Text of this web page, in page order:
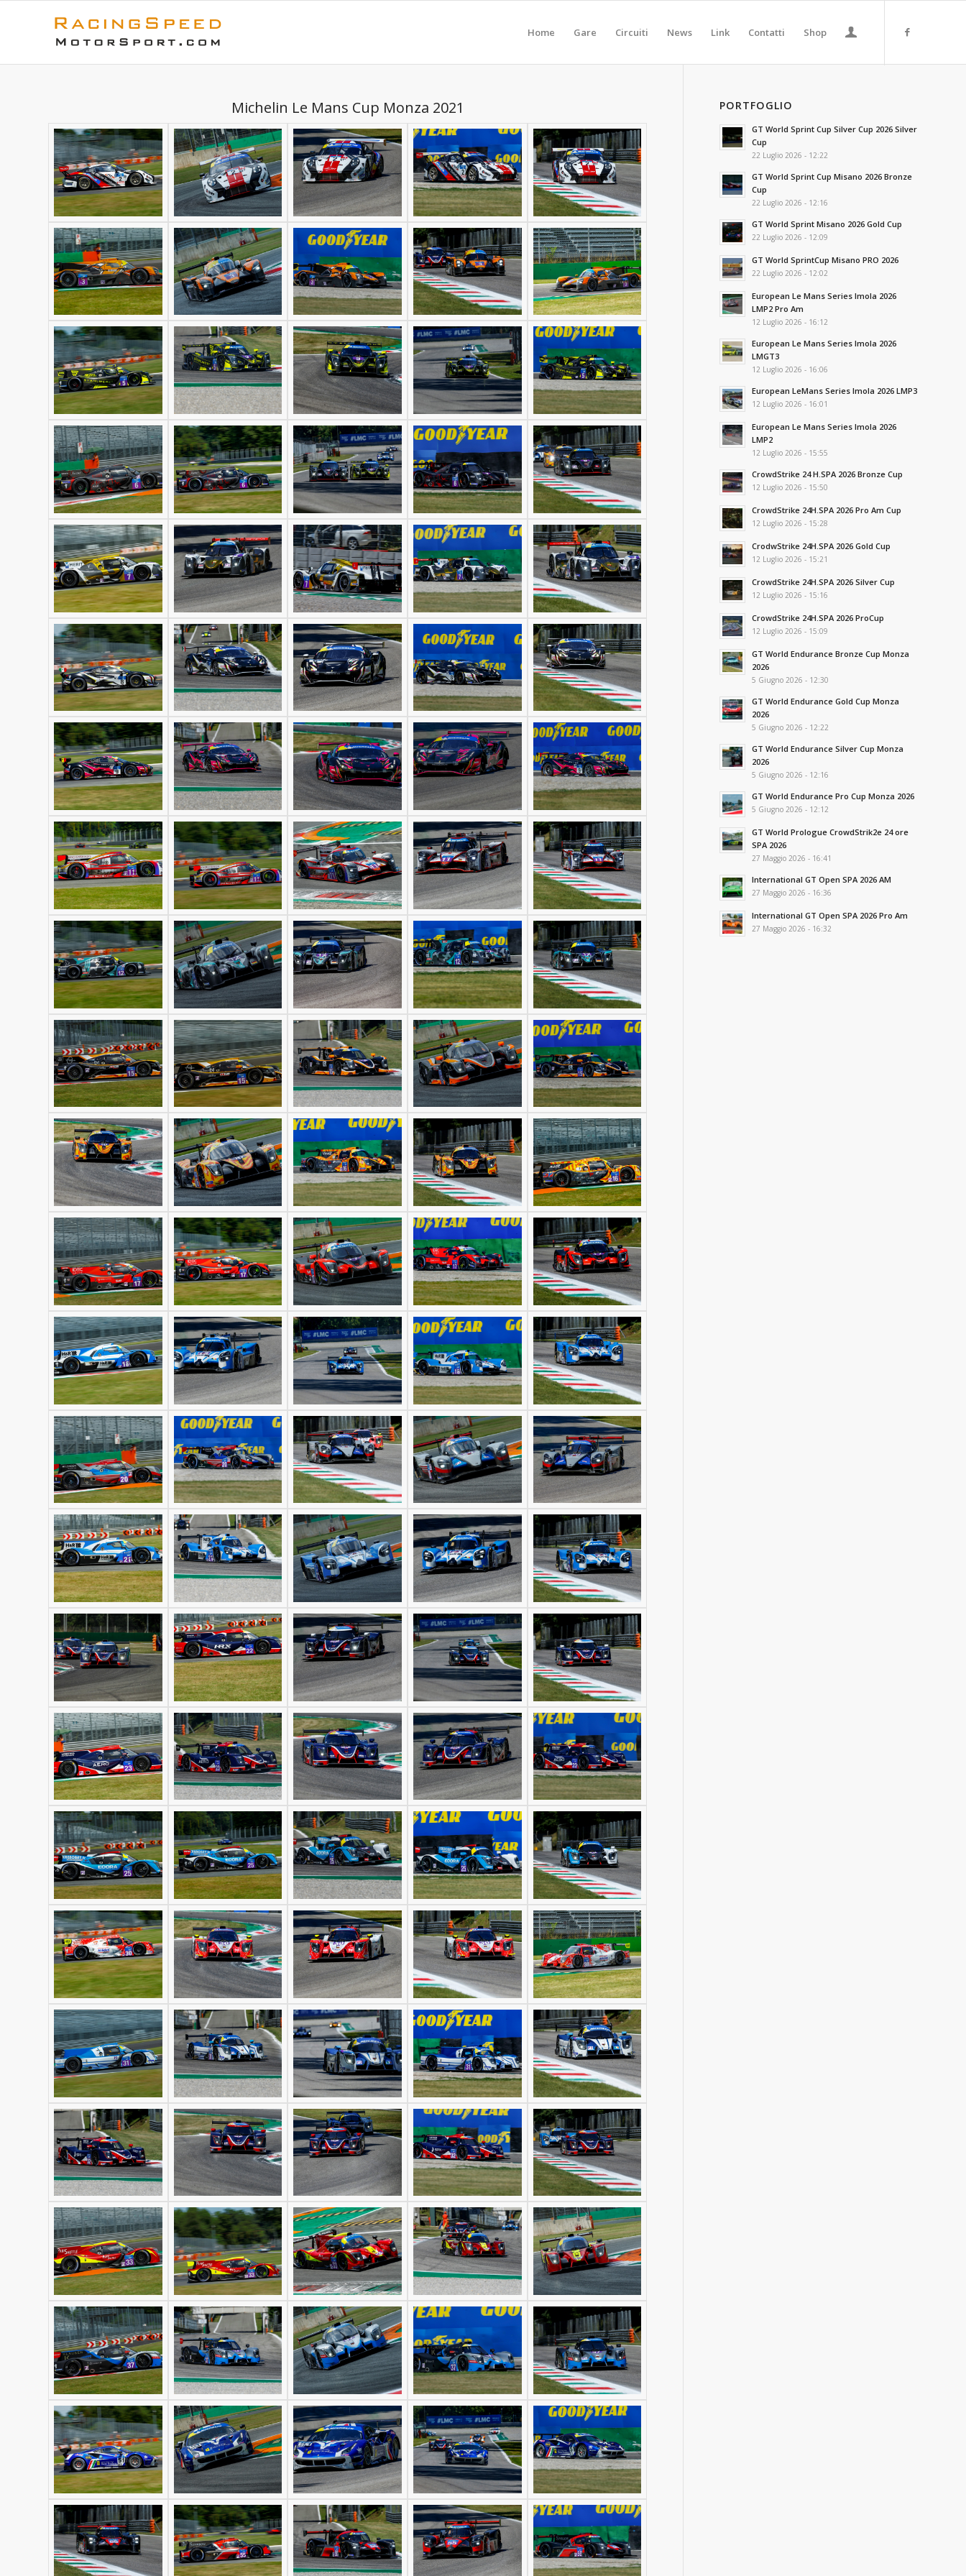
Home Gare Circuiti News Link Contatti Shop
Michelin Le Mans Cup Monza 2021 PORTFOGLIO
GT World Sprint Cup Silver Cup 2026 Silver
Cup
22 Luglio 2026 - 12:22
GT World Sprint Cup Misano 2026 Bronze
Cup
22 Luglio 2026 - 12:16
GT World Sprint Misano 2026 Gold Cup
22 Luglio 2026 - 12:09
GT World SprintCup Misano PRO 2026
22 Luglio 2026 - 12:02
European Le Mans Series Imola 2026
LMP2 Pro Am
12 Luglio 2026 - 16:12
European Le Mans Series Imola 2026
LMGT3
12 Luglio 2026 - 16:06
European LeMans Series Imola 2026 LMP3
12 Luglio 2026 - 16:01
European Le Mans Series Imola 2026
LMP2
12 Luglio 2026 - 15:55
CrowdStrike 24 H.SPA 2026 Bronze Cup
12 Luglio 2026 - 15:50
CrowdStrike 24H.SPA 2026 Pro Am Cup
12 Luglio 2026 - 15:28
CrodwStrike 24H.SPA 2026 Gold Cup
12 Luglio 2026 - 15:21
CrowdStrike 24H.SPA 2026 Silver Cup
12 Luglio 2026 - 15:16
CrowdStrike 24H.SPA 2026 ProCup
12 Luglio 2026 - 15:09
GT World Endurance Bronze Cup Monza
2026
5 Giugno 2026 - 12:30
GT World Endurance Gold Cup Monza
2026
5 Giugno 2026 - 12:22
GT World Endurance Silver Cup Monza
2026
5 Giugno 2026 - 12:16
GT World Endurance Pro Cup Monza 2026
5 Giugno 2026 - 12:12
GT World Prologue CrowdStrik2e 24 ore
SPA 2026
27 Maggio 2026 - 16:41
International GT Open SPA 2026 AM
27 Maggio 2026 - 16:36
International GT Open SPA 2026 Pro Am
27 Maggio 2026 - 16:32